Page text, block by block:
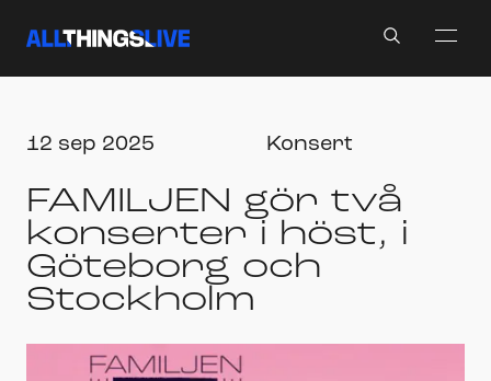
12 sep 2025 Konsert
FAMILJEN gör två
konserter i höst, i
Göteborg och
Stockholm